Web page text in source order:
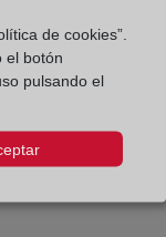
46700
horas
a 14:00 horas
a 14:00
de cookies”.
el botón
pulsando el